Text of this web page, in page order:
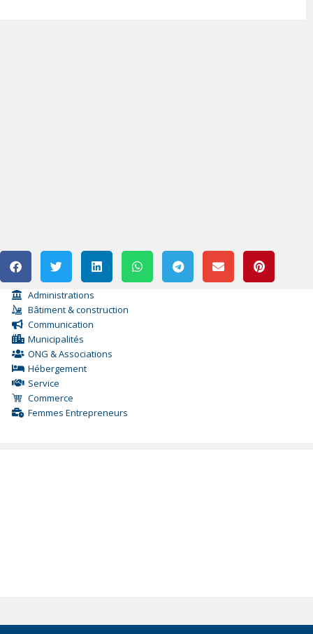
Administrations
Bâtiment & construction
Communication
Municipalités
ONG & Associations
Hébergement
Service
Commerce
Femmes Entrepreneurs